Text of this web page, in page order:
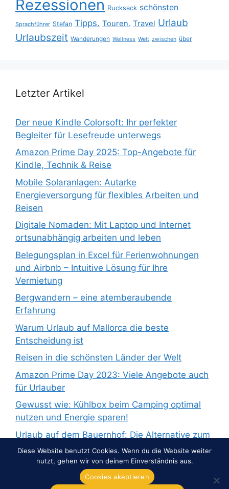
Rezessionen Rucksack schönsten
Sprachführer Stefan Tipps. Touren. Travel Urlaub
Urlaubszeit Wanderungen Wellness Welt zwischen über
Letzter Artikel
Der neue Kindle Colorsoft: Ihr perfekter
Begleiter für Lesefreude unterwegs
Amazon Prime Day 2025: Top-Angebote für
Kindle, Technik & Reise
Mobile Solaranlagen: Autarke
Energieversorgung für flexibles Arbeiten und
Reisen
Digitale Nomaden: Mit Laptop und Internet
ortsunabhängig arbeiten und leben
Belegungsplan in Excel für Ferienwohnungen
und Airbnb – Intuitive Lösung für Ihre
Vermietung
Bergwandern – eine atemberaubende
Erfahrung
Warum Urlaub auf Mallorca die beste
Entscheidung ist
Reisen in die schönsten Länder der Welt
Amazon Prime Day 2023: Viele Angebote auch
für Urlauber
Gewusst wie: Kühlbox beim Camping optimal
nutzen und Energie sparen!
Urlaub auf dem Bauernhof: Die Alternative zum
Pauschalurlaub
Diese Website benutzt Cookies. Wenn du die Website weiter
nutzt, gehen wir von deinem Einverständnis aus.
Cookies akeptieren